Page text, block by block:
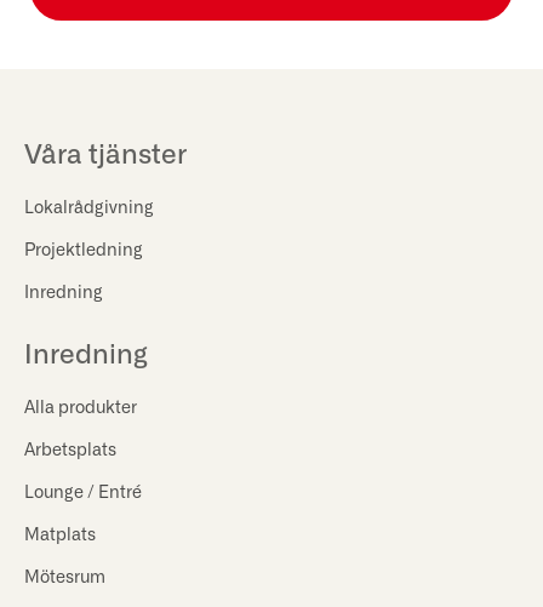
Våra tjänster
Lokalrådgivning
Projektledning
Inredning
Inredning
Alla produkter
Arbetsplats
Lounge / Entré
Matplats
Mötesrum